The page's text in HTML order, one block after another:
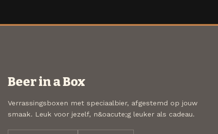
Beer in a Box
Verrassingsboxen met speciaalbier, afgestemd op jouw
smaak. Leuk voor jezelf, n&oacute;g leuker als cadeau.